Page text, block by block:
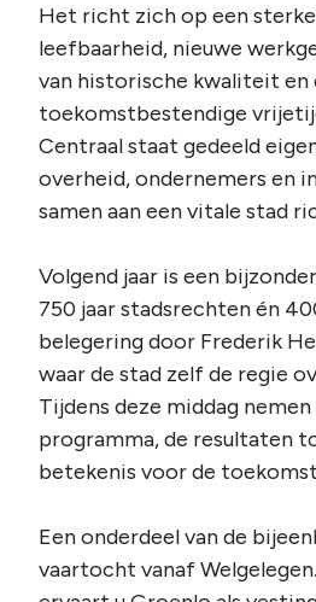
Het richt zich op een
leefbaarheid, nieuwe
van historische kwaliteit en
toekomstbestendige
Centraal staat gedeeld
overheid, ondernemers en
samen aan een vitale stad
Volgend jaar is een
750 jaar stadsrechten én
belegering door Frederik
waar de stad zelf de regie
Tijdens deze middag
programma, de resultaten
betekenis voor de
Een onderdeel van de
vaartocht vanaf